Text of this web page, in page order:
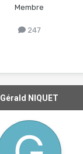
Membre
247
Gérald NIQUET